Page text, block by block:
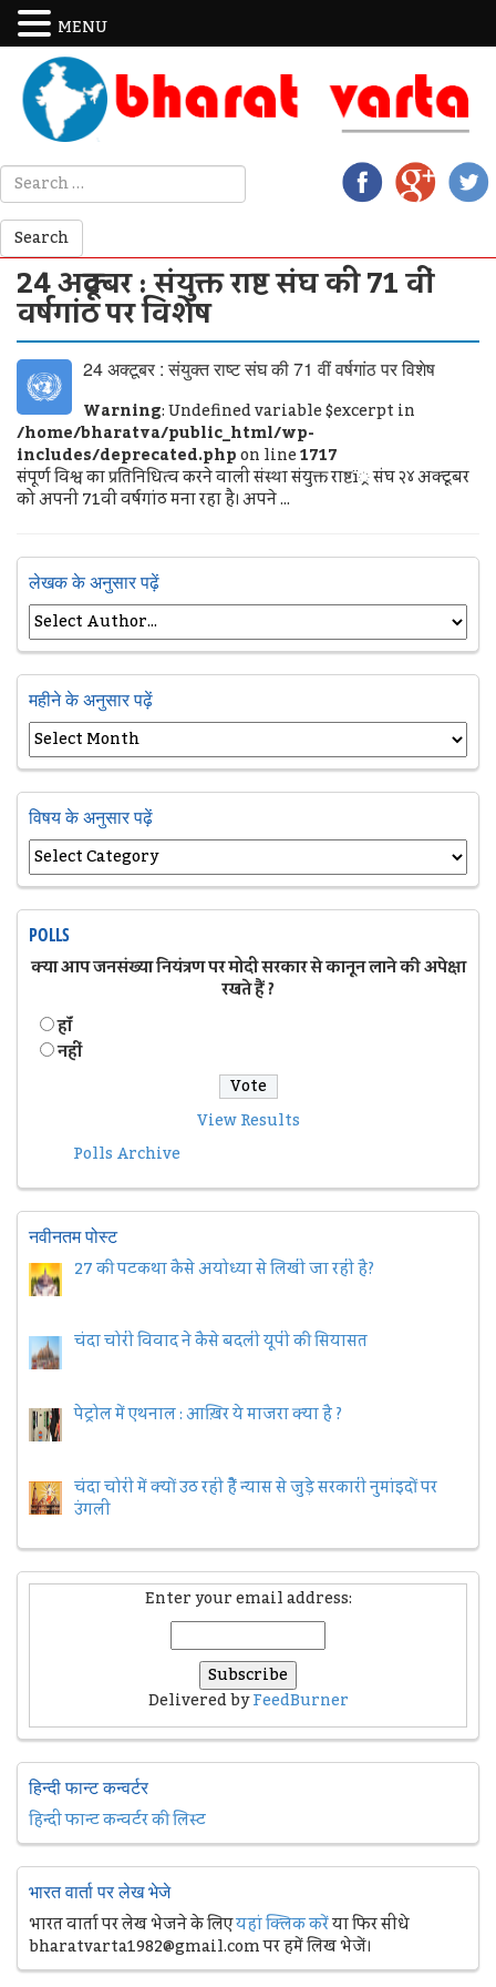
24 अक्टूबर : संयुक्त राष्ट संघ की 71 वीं
वर्षगांठ पर विशेष
24 अक्टूबर : संयुक्त राष्ट संघ की 71 वीं वर्षगांठ पर विशेष
Warning: Undefined variable $excerpt in
/home/bharatva/public_html/wp-
includes/deprecated.phpon line1717
संपूर्ण विश्व का प्रतिनिधित्व करने वाली संस्था संयुक्त राष्टï्र संघ २४ अक्टूबर
को अपनी 71वीं वर्षगांठ मना रहा है। अपने ...
लेखक के अनुसार पढ़ें
महीने के अनुसार पढ़ें
विषय के अनुसार पढ़ें
POLLS
क्या आप जनसंख्या नियंत्रण पर मोदी सरकार से कानून लाने की अपेक्षा
रखते हैं ?
हॉं
नहीं
View Results
Polls Archive
नवीनतम पोस्ट
27 की पटकथा कैसे अयोध्या से लिखी जा रही है?
चंदा चोरी विवाद ने कैसे बदली यूपी की सियासत
पेट्रोल में एथनाल : आख़िर ये माजरा क्या है ?
चंदा चोरी में क्यों उठ रही हैैं न्यास से जुड़े सरकारी नुमांइदों पर
उंगली
Enter your email address:
Delivered byFeedBurner
हिन्दी फान्ट कन्वर्टर
हिन्दी फान्ट कन्वर्टर की लिस्ट
भारत वार्ता पर लेख भेजे
भारत वार्ता पर लेख भेजने के लिएयहां क्लिक करेंया फिर सीधे
bharatvarta1982@gmail.com पर हमें लिख भेजें।
MENU